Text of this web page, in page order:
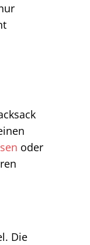
oder
Die